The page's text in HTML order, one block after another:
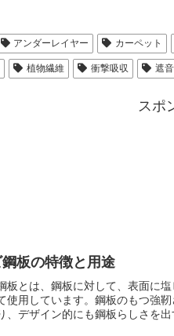
アンダーレイヤー カーペット
植物繊維 衝撃吸収 遮音
スポ
板の特徴と用途
板とは、鋼板に対して、表面に
使用しています。鋼板のもつ強
、デザイン的にも鋼板らしさを